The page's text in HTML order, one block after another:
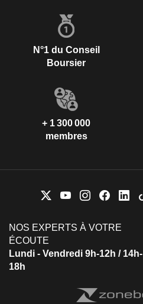
N°1 du Conseil
Boursier
+ 1 300 000
membres
NOS EXPERTS À VOTRE
ÉCOUTE
Lundi - Vendredi 9h-12h / 14h-
18h